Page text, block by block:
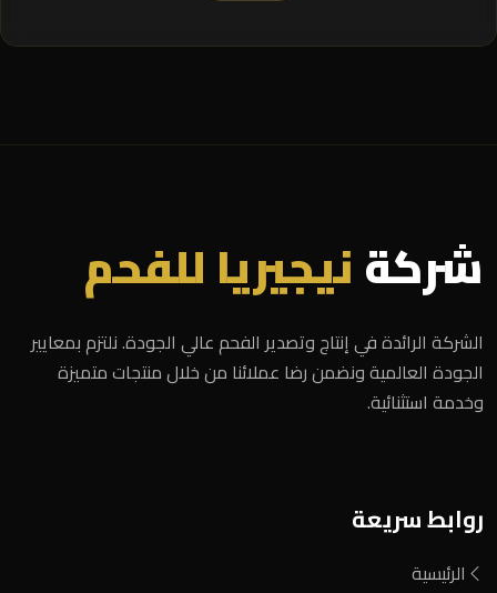
شركةنيجيريا للفحم
الشركة الرائدة في إنتاج وتصدير الفحم عالي الجودة. نلتزم بمعايير
الجودة العالمية ونضمن رضا عملائنا من خلال منتجات متميزة
وخدمة استثنائية.
روابط سريعة
الرئيسية